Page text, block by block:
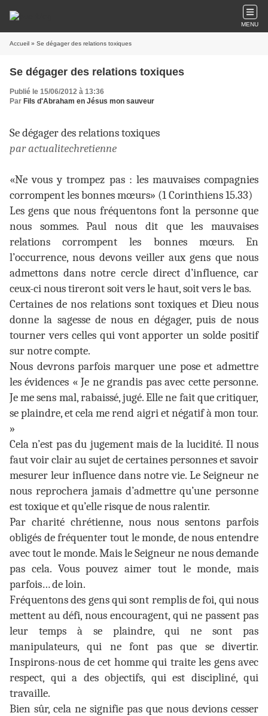
MENU
Accueil » Se dégager des relations toxiques
Se dégager des relations toxiques
Publié le 15/06/2012 à 13:36
Par Fils d'Abraham en Jésus mon sauveur
Se dégager des relations toxiques
par actualitechretienne
«Ne vous y trompez pas : les mauvaises compagnies
corrompent les bonnes mœurs» (1 Corinthiens 15.33)
Les gens que nous fréquentons font la personne que
nous sommes. Paul nous dit que les mauvaises
relations corrompent les bonnes mœurs. En
l’occurrence, nous devons veiller aux gens que nous
admettons dans notre cercle direct d’influence, car
ceux-ci nous tireront soit vers le haut, soit vers le bas.
Certaines de nos relations sont toxiques et Dieu nous
donne la sagesse de nous en dégager, puis de nous
tourner vers celles qui vont apporter un solde positif
sur notre compte.
Nous devrons parfois marquer une pose et admettre
les évidences « Je ne grandis pas avec cette personne.
Je me sens mal, rabaissé, jugé. Elle ne fait que critiquer,
se plaindre, et cela me rend aigri et négatif à mon tour.
»
Cela n’est pas du jugement mais de la lucidité. Il nous
faut voir clair au sujet de certaines personnes et savoir
mesurer leur influence dans notre vie. Le Seigneur ne
nous reprochera jamais d’admettre qu’une personne
est toxique et qu’elle risque de nous ralentir.
Par charité chrétienne, nous nous sentons parfois
obligés de fréquenter tout le monde, de nous entendre
avec tout le monde. Mais le Seigneur ne nous demande
pas cela. Vous pouvez aimer tout le monde, mais
parfois… de loin.
Fréquentons des gens qui sont remplis de foi, qui nous
mettent au défi, nous encouragent, qui ne passent pas
leur temps à se plaindre, qui ne sont pas
manipulateurs, qui ne font pas que se divertir.
Inspirons-nous de cet homme qui traite les gens avec
respect, qui a des objectifs, qui est discipliné, qui
travaille.
Bien sûr, cela ne signifie pas que nous devions cesser